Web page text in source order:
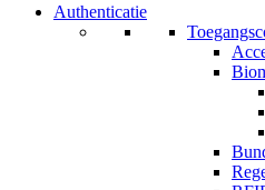
Authenticatie